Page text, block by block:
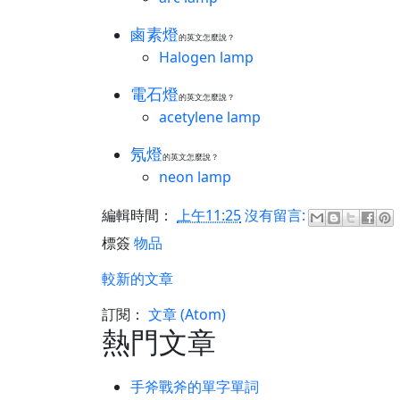
鹵素燈的英文怎麼說？
Halogen lamp
電石燈的英文怎麼說？
acetylene lamp
氖燈的英文怎麼說？
neon lamp
編輯時間： 上午11:25沒有留言:
標簽 物品
較新的文章
訂閱： 文章 (Atom)
熱門文章
手斧戰斧的單字單詞